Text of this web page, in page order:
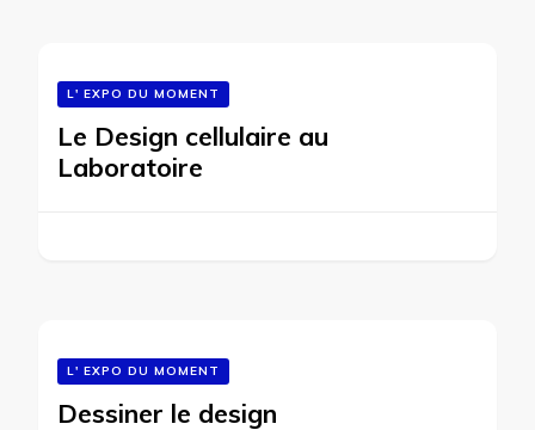
L' EXPO DU MOMENT
Le Design cellulaire au
Laboratoire
L' EXPO DU MOMENT
Dessiner le design